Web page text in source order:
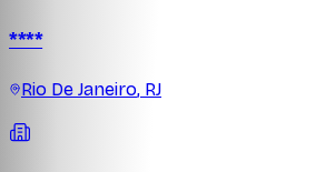
****
Rio De Janeiro, RJ